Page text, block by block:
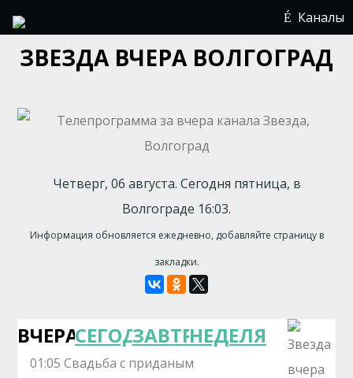
Каналы
ЗВЕЗДА ВЧЕРА ВОЛГОГРАД
Четверг, 06 августа. Сегодня пятница, в
Волгограде 16:03.
Информация обновляется ежедневно, добавляйте страницу в
закладки.
ВЧЕРАСЕГОДНЯЗАВТРАНЕДЕЛЯ
01:05 Cвадьба с пpиданым